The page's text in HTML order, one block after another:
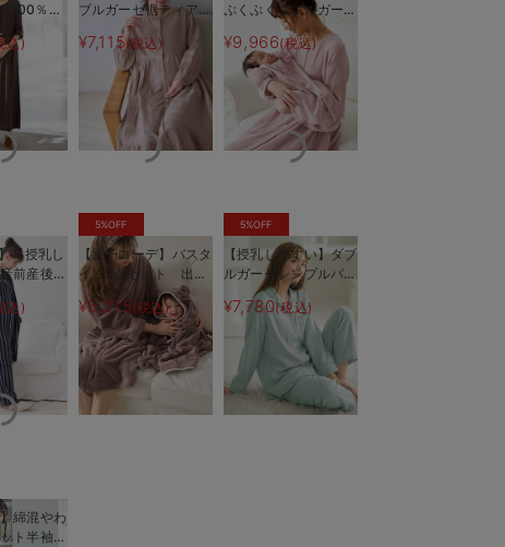
100％前
グリジェ
授乳パジ
長く着れ
込)
ブルガーゼ裾ティアー
ド3WAYワンピース＆
産後も使えるレギンス
パジャマ マタニテ
ィ・授乳パジャマ
¥7,115(税込)
ぷくぷくダブルガーゼ
裾ティアード3WAYワ
ンピース＆産前産後使
えるレギンスパジャマ
&2wayオール 出産
準備 ギフト マタニ
ティ・産後
¥9,966(税込)
【授乳し
前産後対
ストライ
ゼパジャ
込)
5%OFF
【親子コーデ】バスタ
イム3点セット 出産
祝い マタニティ・産
後
¥5,215(税込)
5%OFF
【授乳しやすい】ダブ
ルガーゼシンプルパジ
ャマ【産前産後対応パ
ンツ付】
¥7,780(税込)
綿混やわ
ト半袖テ